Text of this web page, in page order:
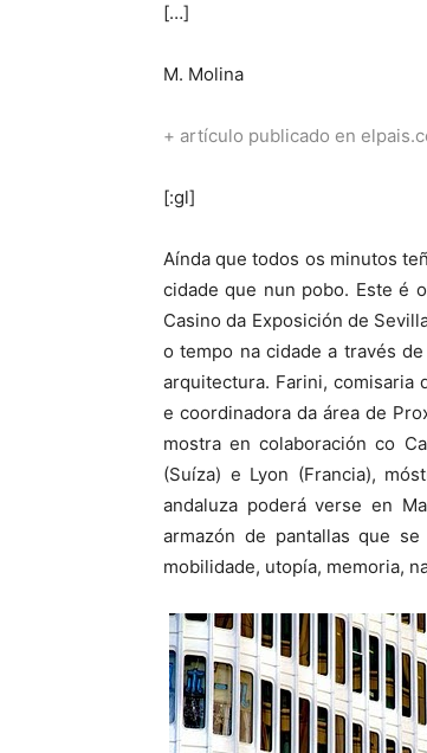
[…]
M. Molina
+ artículo publicado en
[:gl]
Aínda que todos os minutos
cidade que nun pobo. Este é
Casino da Exposición de
o tempo na cidade a través
arquitectura. Farini, comisaria
e coordinadora da área de
mostra en colaboración co
(Suíza) e Lyon (Francia),
andaluza poderá verse en
armazón de pantallas que
mobilidade, utopía, memoria,